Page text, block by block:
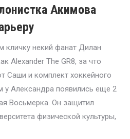
Акимова
кличку некий фанат Дилан
Alexander The GR8, за что
Саши и комплект хоккейного
у Александра появились еще 2
Восьмерка. Он защитил
физической культуры,